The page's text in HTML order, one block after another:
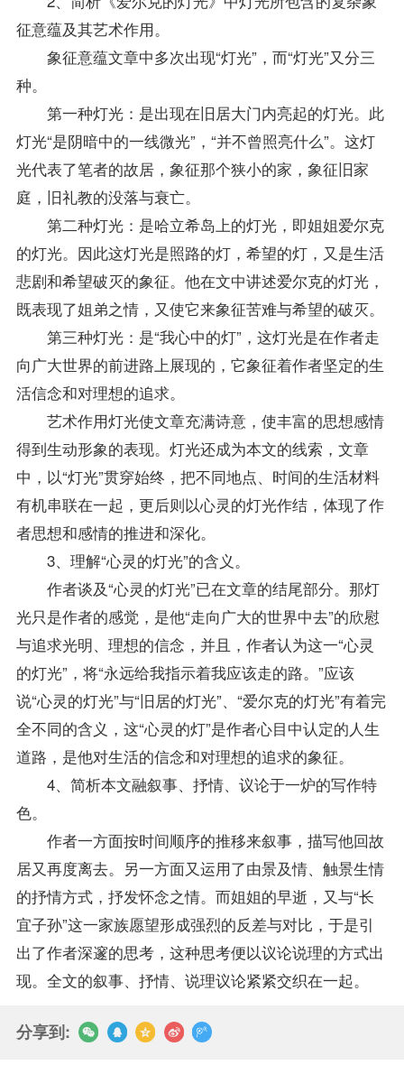
征意蕴及其艺术作用。
象征意蕴文章中多次出现“灯光”，而“灯光”又分三
种。
第一种灯光：是出现在旧居大门内亮起的灯光。此
灯光“是阴暗中的一线微光”，“并不曾照亮什么”。这灯
光代表了笔者的故居，象征那个狭小的家，象征旧家
庭，旧礼教的没落与衰亡。
第二种灯光：是哈立希岛上的灯光，即姐姐爱尔克
的灯光。因此这灯光是照路的灯，希望的灯，又是生活
悲剧和希望破灭的象征。他在文中讲述爱尔克的灯光，
既表现了姐弟之情，又使它来象征苦难与希望的破灭。
第三种灯光：是“我心中的灯”，这灯光是在作者走
向广大世界的前进路上展现的，它象征着作者坚定的生
活信念和对理想的追求。
艺术作用灯光使文章充满诗意，使丰富的思想感情
得到生动形象的表现。灯光还成为本文的线索，文章
中，以“灯光”贯穿始终，把不同地点、时间的生活材料
有机串联在一起，更后则以心灵的灯光作结，体现了作
者思想和感情的推进和深化。
3、理解“心灵的灯光”的含义。
作者谈及“心灵的灯光”已在文章的结尾部分。那灯
光只是作者的感觉，是他“走向广大的世界中去”的欣慰
与追求光明、理想的信念，并且，作者认为这一“心灵
的灯光”，将“永远给我指示着我应该走的路。”应该
说“心灵的灯光”与“旧居的灯光”、“爱尔克的灯光”有着完
全不同的含义，这“心灵的灯”是作者心目中认定的人生
道路，是他对生活的信念和对理想的追求的象征。
4、简析本文融叙事、抒情、议论于一炉的写作特
色。
作者一方面按时间顺序的推移来叙事，描写他回故
居又再度离去。另一方面又运用了由景及情、触景生情
的抒情方式，抒发怀念之情。而姐姐的早逝，又与“长
宜子孙”这一家族愿望形成强烈的反差与对比，于是引
出了作者深邃的思考，这种思考便以议论说理的方式出
现。全文的叙事、抒情、说理议论紧紧交织在一起。
分享到: